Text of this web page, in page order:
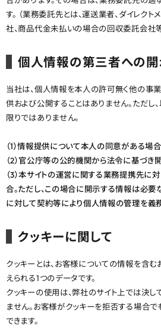
す。 （業務委託先とは、運送業者、ダイレク
社、商品代金未払いの場合の回収委託会社等
個人情報の第三者への
当社は、個人情報を本人の許可無く他の事
供および公開することはありません。ただし
限りではありません。
（1）情報提供について本人の同意がある場合
（2）官公庁等の公的機関から法令に基づき
（3）本サイトの運営に関する業務提携先に
合。ただし、この場合に開示する情報は必
に対して契約等により個人情報の管理を義
クッキーに関して
クッキーとは、お客様についての情報を含む
えられる1つのデータです。
クッキーの使用は、弊社のサイト上では決
ません。お客様がクッキーを拒否する場合で
できます。